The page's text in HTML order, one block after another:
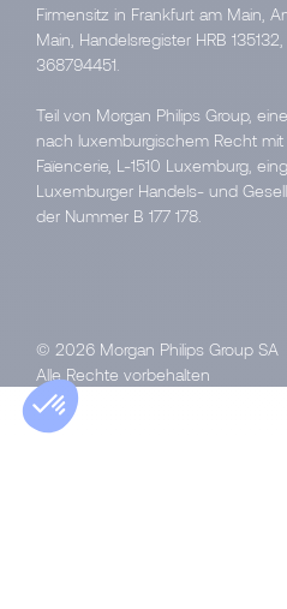
Firmensitz in Frankfurt am Main,
Main, Handelsregister HRB
368794451.
Teil von Morgan Philips Group,
nach luxemburgischem Recht
Faïencerie, L-1510 Luxemburg,
Luxemburger Handels- und
der Nummer B 177 178.
© 2026 Morgan Philips Group SA
Alle Rechte vorbehalten